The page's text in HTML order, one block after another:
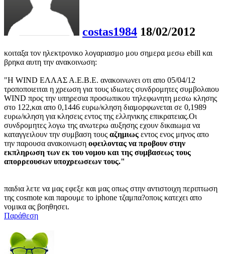
costas1984 18/02/2012
κοιταξα τον ηλεκτρονικο λογαριασμο μου σημερα μεσω ebill και
βρηκα αυτη την ανακοινωση:
"Η WIND ΕΛΛΑΣ Α.Ε.Β.Ε. ανακοινωνει οτι απο 05/04/12
τροποποιειται η χρεωση για τους ιδιωτες συνδρομητες συμβολαιου
WIND προς την υπηρεσια προσωπικου τηλεφωνητη μεσω κλησης
στο 122,και απο 0,1446 ευρω/κληση διαμορφωνεται σε 0,1989
ευρω/κληση για κλησεις εντος της ελληνικης επικρατειας.Οι
συνδρομητες λογω της ανωτερω αυξησης εχουν δικαιωμα να
καταγγειλουν την συμβαση τους αζημιως εντος ενος μηνος απο
την παρουσα ανακοινωση οφειλοντας να προβουν στην
εκπληρωση των εκ του νομου και της συμβασεως τους
απορρεουσων υποχρεωσεων τους."
παιδια λετε να μας εφεξε και μας οπως στην αντιστοιχη περιπτωση
της cosmote και παρουμε το iphone τζαμπα?οποις κατεχει απο
νομικα ας βοηθησει.
Παράθεση